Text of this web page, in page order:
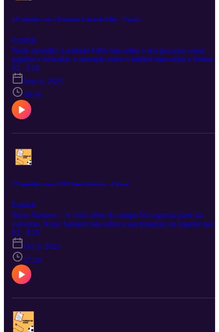
14ª episódio com o Treinador Laurindo Filho - 1ª parte
Explicit
Neste episódio, Laurindo Filho fala sobre o seu percurso como
jogador e treinador, a transição entre o futebol masculino e
e a necessidade urgente de repensar a formação em Portugal. Uma
conversa sobre: O que falta na base do futebol feminino; A
influência dos “vícios” do masculino; A coerência entre o modelo
jogo e a realidade das jogadoras; E a missão de quem quer mudar o
futebol de dentro. 💬 “Treinar é mais do que repetir padrões — é
compreender o contexto e respeitar quem o joga.”
S2 · E16
Nov 6, 2025
39:19
13ª episódio com o COO Nuno Samarra - 2ª parte
Explicit
Nuno Samarra – A visão além do campo Na segunda parte da
conversa, Nuno Samarra fala sobre a sua transição de jogador para
gestor, o papel da estratégia e da análise no futebol moderno e a
importância de construir uma identidade de jogo coerente.
Abordamos também o desenvolvimento de jovens jogadores, os
desafios estruturais do futebol português e a necessidade de
equilibrar resultados imediatos com uma visão de crescimento
sustentável. Uma reflexão inspiradora sobre o que é liderar e pensar
o futebol… para lá das quatro linhas.
S2 · E15
Oct 9, 2025
37:20